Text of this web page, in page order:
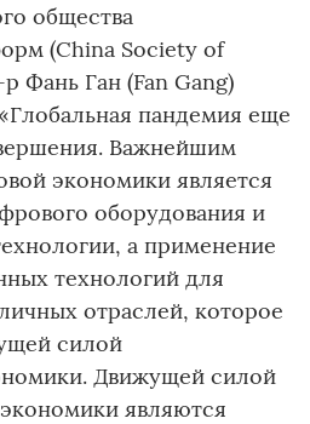
общества
(China Society of
Фань Ган (Fan Gang)
пандемия еще
Важнейшим
экономики является
оборудования и
а применение
технологий для
отраслей, которое
силой
Движущей силой
являются